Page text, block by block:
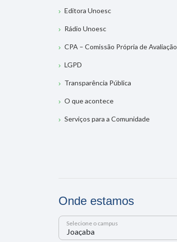
Editora Unoesc
Rádio Unoesc
CPA – Comissão Própria de Avaliação
LGPD
Transparência Pública
O que acontece
Serviços para a Comunidade
Onde estamos
Selecione o campus